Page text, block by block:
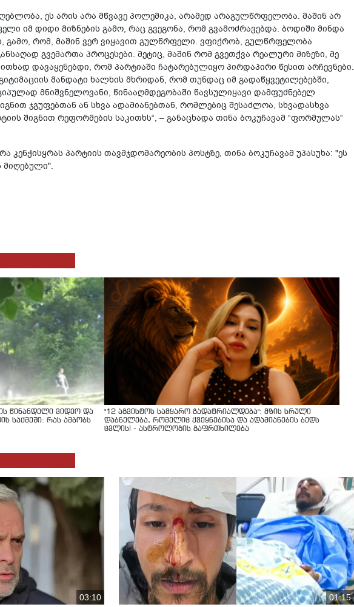
ეს არის არა მწვავე პოლემიკა, არამედ არაგულწრფელობა. მაშინ არ
იმ დიდი მიზნების გამო, რაც გვეგონა, რომ გვამოძრავებდა. ბოდიში მინდა
გამო, რომ, მაშინ ვერ ვიყავით გულწრფელი. ვფიქრობ, გულწრფელობა
გვემართა პროცესები. მეტიც, მაშინ რომ გვეთქვა რეალური მიზეზი, მე
დავაყენებდი, რომ პარტიაში ჩატარებულიყო პირდაპირი წესით არჩევნები.
მანდატი ხალხის მხრიდან, რომ თუნდაც იმ გადაწყვეტილებებში,
მნიშვნელოვანი, წინააღმდეგობაში წავსულიყავი დამფუძნებელ
ჯგუფებთან ან სხვა ადამიანებთან, რომლებიც შესაძლოა, სხვადასხვა
შიგნით რეფორმების საკითხს“, – განაცხადა თინა ბოკუჩავამ “ფორმულას“
კენჭისყრას პარტიის თავმჯდომარეობის პოსტზე, თინა ბოკუჩავამ უპასუხა: "ეს
მიღებული".
წინანდელი ვიდეო და
საქმეში: რას ამბობს
"12 აგვისტოს სამყარო გადატრიალდება": მზის სრული
დაბნელება, რომელიც ქვეყნებისა და ადამიანების ბედს
ცვლის! - ასტროლოგის გაფრთხილება
03:10 01:15